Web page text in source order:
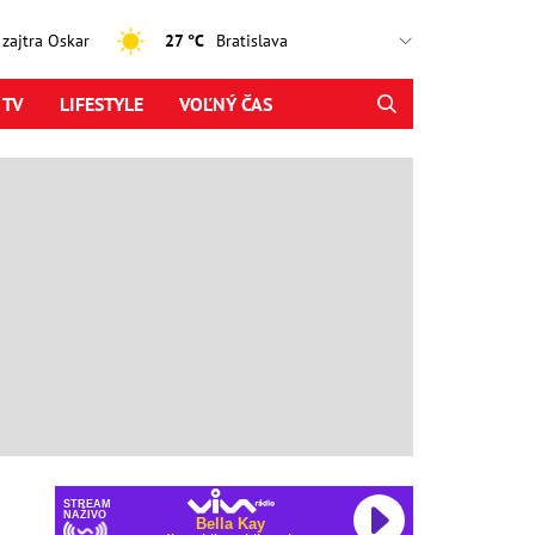
zajtra Oskar 27 °C
LIFESTYLE VOĽNÝ ČAS
STREAM
NAŽIVO
Bella Kay